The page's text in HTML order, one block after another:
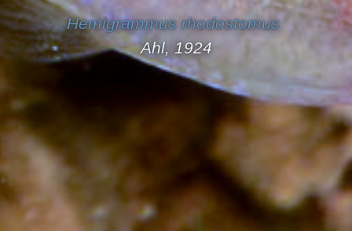
Hemigrammus rhodostomus
Ahl, 1924